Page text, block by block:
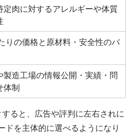
定肉に対するアレルギーや体質
りの価格と原材料・安全性のバ
製造工場の情報公開・実績・問
体制
ると、広告や評判に左右されに
ドを主体的に選べるようになり